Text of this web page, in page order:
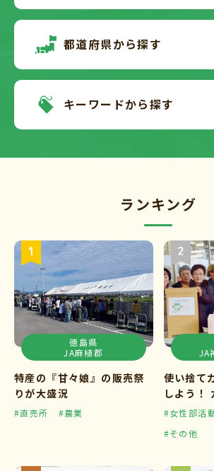
都道府県から探す
キーワードから探す
ランキング
徳島県
JA麻植郡
特産の『甘々娘』の販売祭
りが大盛況
#直売所 #農業
JA
使い捨て
しよう！
タート
#女性部活
#その他